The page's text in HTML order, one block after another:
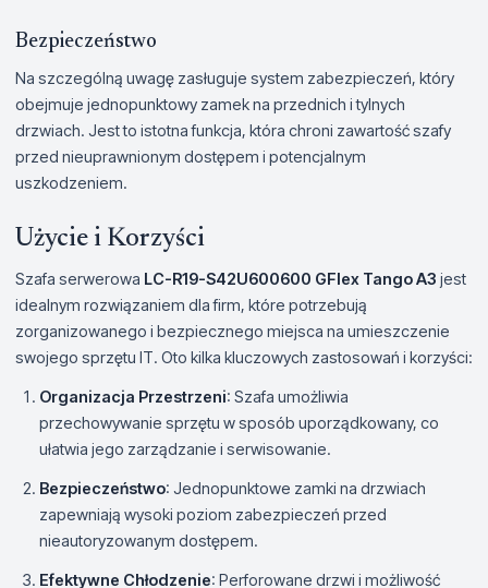
Bezpieczeństwo
Na szczególną uwagę zasługuje system zabezpieczeń, który
obejmuje jednopunktowy zamek na przednich i tylnych
drzwiach. Jest to istotna funkcja, która chroni zawartość szafy
przed nieuprawnionym dostępem i potencjalnym
uszkodzeniem.
Użycie i Korzyści
Szafa serwerowa LC-R19-S42U600600 GFlex Tango A3 jest
idealnym rozwiązaniem dla firm, które potrzebują
zorganizowanego i bezpiecznego miejsca na umieszczenie
swojego sprzętu IT. Oto kilka kluczowych zastosowań i korzyści:
Organizacja Przestrzeni: Szafa umożliwia
przechowywanie sprzętu w sposób uporządkowany, co
ułatwia jego zarządzanie i serwisowanie.
Bezpieczeństwo: Jednopunktowe zamki na drzwiach
zapewniają wysoki poziom zabezpieczeń przed
nieautoryzowanym dostępem.
Efektywne Chłodzenie: Perforowane drzwi i możliwość